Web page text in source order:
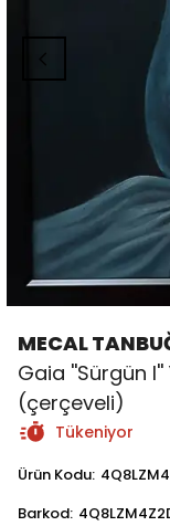
MECAL
Gaia ''Sürgün
(çerçeveli)
Tükeniyor
Ürün Kodu:
Barkod: